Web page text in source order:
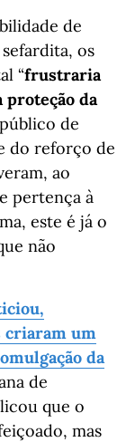
de
os
“frustraria
proteção da
de
do reforço de
ao
pertença à
este é já o
não
criaram um
da
de
que o
mas